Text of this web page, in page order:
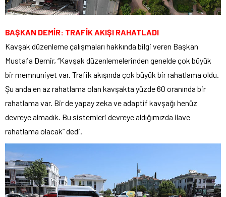
BAŞKAN DEMİR: TRAFİK AKIŞI RAHATLADI
Kavşak düzenleme çalışmaları hakkında bilgi veren Başkan
Mustafa Demir, “Kavşak düzenlemelerinden genelde çok büyük
bir memnuniyet var. Trafik akışında çok büyük bir rahatlama oldu.
Şu anda en az rahatlama olan kavşakta yüzde 60 oranında bir
rahatlama var. Bir de yapay zeka ve adaptif kavşağı henüz
devreye almadık. Bu sistemleri devreye aldığımızda ilave
rahatlama olacak” dedi.